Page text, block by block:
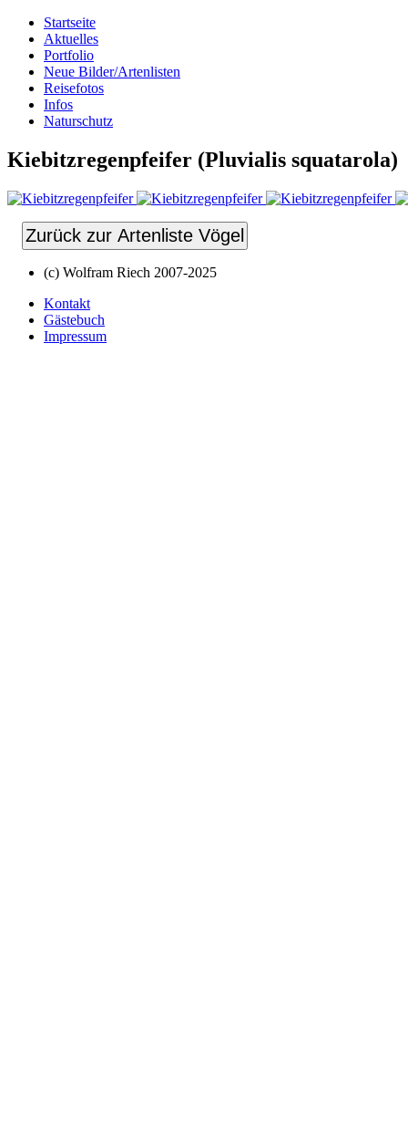
Startseite
Aktuelles
Portfolio
Neue Bilder/Artenlisten
Reisefotos
Infos
Naturschutz
Kiebitzregenpfeifer (Pluvialis squatarola)
Zurück zur Artenliste Vögel
(c) Wolfram Riech 2007-2025
Kontakt
Gästebuch
Impressum